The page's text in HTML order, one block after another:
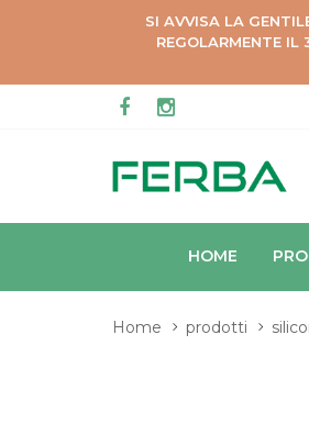
SI AVVISA LA
REGOLARMENTE
HOME
Home prodotti